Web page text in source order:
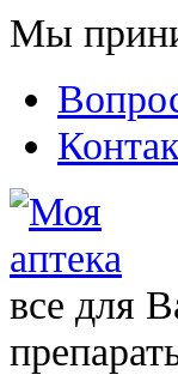
Мы
все для